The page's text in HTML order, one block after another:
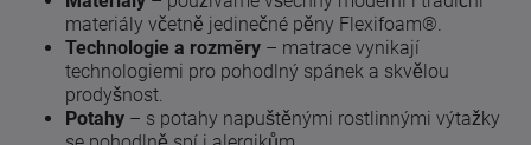
materiály včetně jedinečné pěny Flexifoam®.
Technologie a rozměry – matrace vynikají
technologiemi pro pohodlný spánek a skvělou
prodyšnost.
Potahy – s potahy napuštěnými rostlinnými výtažky